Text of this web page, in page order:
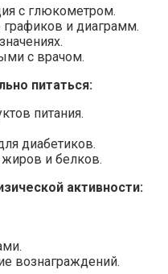
с глюкометром.
и диаграмм.
с врачом.
питаться:
питания.
диабетиков.
жиров и белков.
активности:
вознаграждений.